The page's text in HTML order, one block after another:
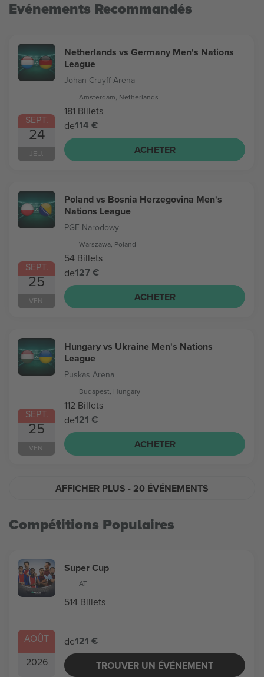
Evénements Recommandés
SEPT.
24
JEU.
Netherlands vs Germany Men's Nations
League
Johan Cruyff Arena
Amsterdam, Netherlands
181 Billets
de114 €
ACHETER
SEPT.
25
VEN.
Poland vs Bosnia Herzegovina Men's
Nations League
PGE Narodowy
Warszawa, Poland
54 Billets
de127 €
ACHETER
SEPT.
25
VEN.
Hungary vs Ukraine Men's Nations
League
Puskas Arena
Budapest, Hungary
112 Billets
de121 €
ACHETER
AFFICHER PLUS - 20 ÉVÉNEMENTS
Compétitions Populaires
AOÛT
2026
Super Cup
AT
514 Billets
de121 €
TROUVER UN ÉVÉNEMENT